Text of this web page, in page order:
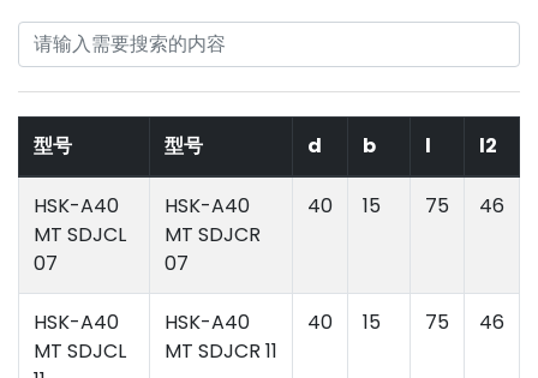
型号 型号 d b l l2
HSK-A40
MT SDJCL
07
HSK-A40
MT SDJCR
07
40 15 75 46
HSK-A40
MT SDJCL
HSK-A40
MT SDJCR 11
40 15 75 46